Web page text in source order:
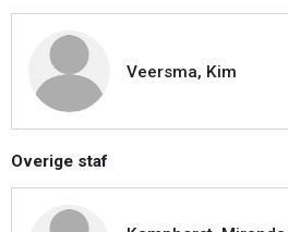
Veersma, Kim
Overige staf